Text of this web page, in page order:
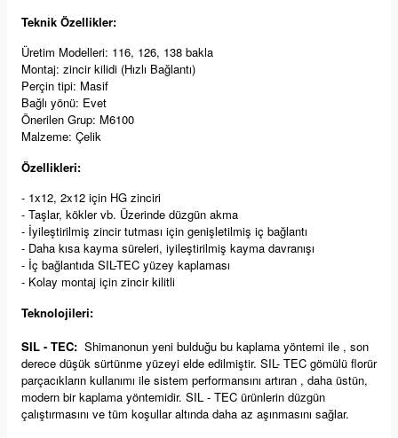
Teknik Özellikler:
Üretim Modelleri: 116, 126, 138 bakla
Montaj: zincir kilidi (Hızlı Bağlantı)
Perçin tipi: Masif
Bağlı yönü: Evet
Önerilen Grup: M6100
Malzeme: Çelik
Özellikleri:
- 1x12, 2x12 için HG zinciri
- Taşlar, kökler vb. Üzerinde düzgün akma
- İyileştirilmiş zincir tutması için genişletilmiş iç bağlantı
- Daha kısa kayma süreleri, iyileştirilmiş kayma davranışı
- İç bağlantıda SIL-TEC yüzey kaplaması
- Kolay montaj için zincir kilitli
Teknolojileri:
SIL - TEC: Shimanonun yeni bulduğu bu kaplama yöntemi ile , son
derece düşük sürtünme yüzeyi elde edilmiştir. SIL- TEC gömülü florür
parçacıkların kullanımı ile sistem performansını artıran , daha üstün,
modern bir kaplama yöntemidir. SIL - TEC ürünlerin düzgün
çalıştırmasını ve tüm koşullar altında daha az aşınmasını sağlar.